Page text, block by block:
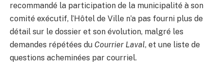
recommandé la participation de la municipalité à son
comité exécutif, l’Hôtel de Ville n’a pas fourni plus de
détail sur le dossier et son évolution, malgré les
demandes répétées du Courrier Laval, et une liste de
questions acheminées par courriel.